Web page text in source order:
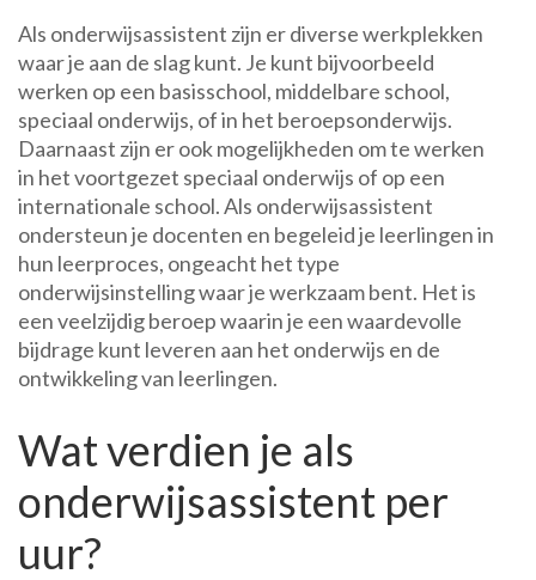
Als onderwijsassistent zijn er diverse werkplekken
waar je aan de slag kunt. Je kunt bijvoorbeeld
werken op een basisschool, middelbare school,
speciaal onderwijs, of in het beroepsonderwijs.
Daarnaast zijn er ook mogelijkheden om te werken
in het voortgezet speciaal onderwijs of op een
internationale school. Als onderwijsassistent
ondersteun je docenten en begeleid je leerlingen in
hun leerproces, ongeacht het type
onderwijsinstelling waar je werkzaam bent. Het is
een veelzijdig beroep waarin je een waardevolle
bijdrage kunt leveren aan het onderwijs en de
ontwikkeling van leerlingen.
Wat verdien je als
onderwijsassistent per
uur?